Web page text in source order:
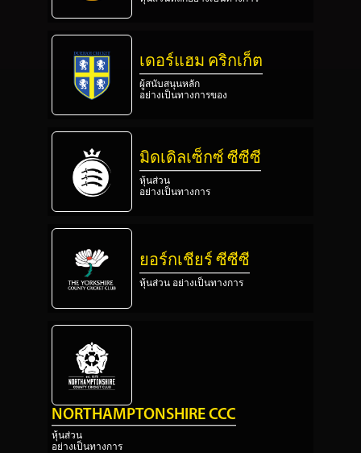
เดอร์แฮม คริกเก็ต
ผู้สนับสนุนหลัก
อย่างเป็นทางการของ
มิดเดิลเซ็กซ์ ซีซีซี
หุ้นส่วน
อย่างเป็นทางการ
ยอร์กเชียร์ ซีซีซี
หุ้นส่วน อย่างเป็นทางการ
NORTHAMPTONSHIRE CCC
หุ้นส่วน
อย่างเป็นทางการ